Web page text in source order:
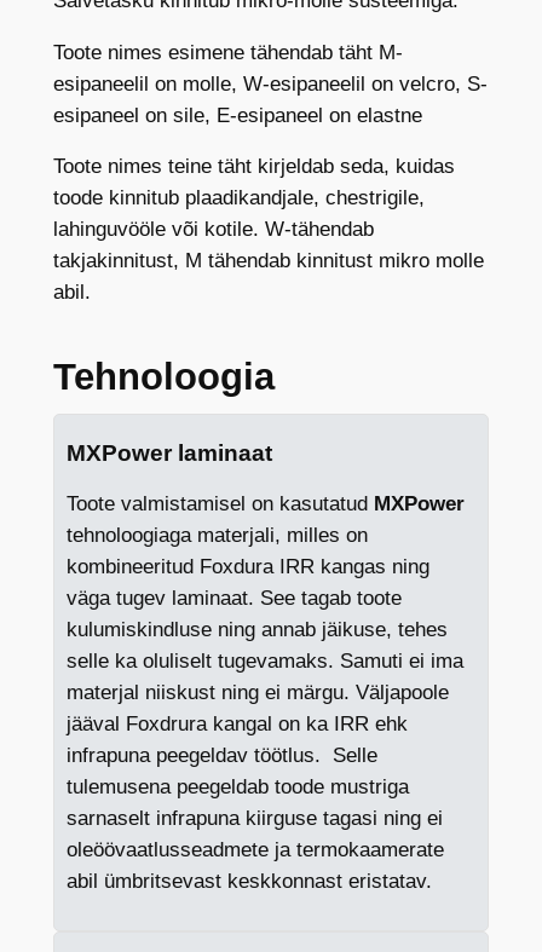
Toote nimes esimene tähendab täht M-
esipaneelil on molle, W-esipaneelil on velcro, S-
esipaneel on sile, E-esipaneel on elastne
Toote nimes teine täht kirjeldab seda, kuidas
toode kinnitub plaadikandjale, chestrigile,
lahinguvööle või kotile. W-tähendab
takjakinnitust, M tähendab kinnitust mikro molle
abil.
Tehnoloogia
MXPower laminaat
Toote valmistamisel on kasutatud MXPower
tehnoloogiaga materjali, milles on
kombineeritud Foxdura IRR kangas ning
väga tugev laminaat. See tagab toote
kulumiskindluse ning annab jäikuse, tehes
selle ka oluliselt tugevamaks. Samuti ei ima
materjal niiskust ning ei märgu. Väljapoole
jääval Foxdrura kangal on ka IRR ehk
infrapuna peegeldav töötlus. Selle
tulemusena peegeldab toode mustriga
sarnaselt infrapuna kiirguse tagasi ning ei
oleöövaatlusseadmete ja termokaamerate
abil ümbritsevast keskkonnast eristatav.